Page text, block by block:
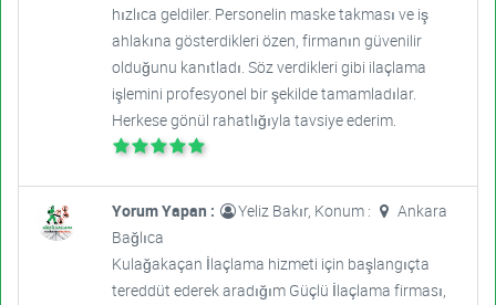
hızlıca geldiler. Personelin maske takması ve iş
ahlakına gösterdikleri özen, firmanın güvenilir
olduğunu kanıtladı. Söz verdikleri gibi ilaçlama
işlemini profesyonel bir şekilde tamamladılar.
Herkese gönül rahatlığıyla tavsiye ederim.
Yorum Yapan : Yeliz Bakır, Konum :
Ankara
Bağlıca
Kulağakaçan İlaçlama hizmeti için başlangıçta
tereddüt ederek aradığım Güçlü İlaçlama firması,